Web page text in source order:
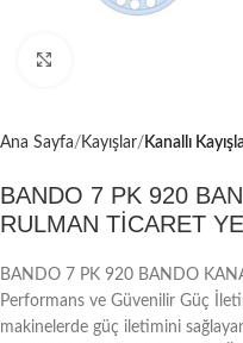
Ana Sayfa Kayışlar Kanallı
BANDO 7 PK 920
RULMAN TİCARET
BANDO 7 PK 920 BANDO
Performans ve Güvenilir Güç
makinelerde güç iletimini